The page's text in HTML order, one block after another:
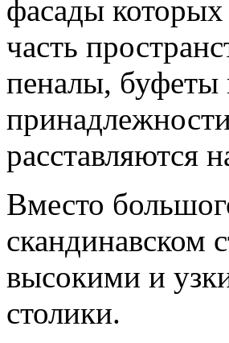
фасады
часть
пеналы, буфеты
расставляются
Вместо
скандинавском
высокими и
столики.